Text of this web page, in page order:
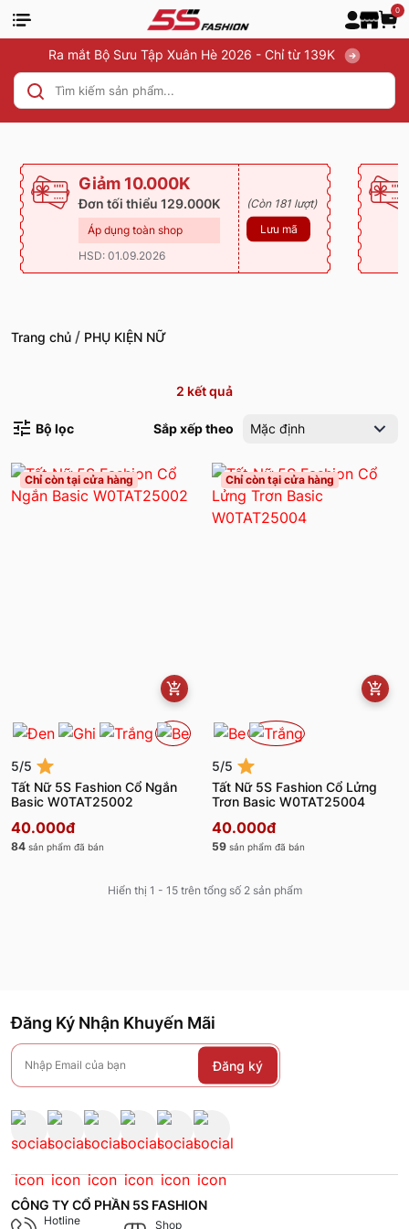
0
Ra mắt Bộ Sưu Tập Xuân Hè 2026 - Chỉ từ 139K
Giảm 10.000K
Đơn tối thiểu 129.000K
Áp dụng toàn shop
HSD: 01.09.2026
(Còn 181 lượt)
Lưu mã
Trang chủ / PHỤ KIỆN NỮ
2 kết quả
Bộ lọc Sắp xếp theo Mặc định
Chỉ còn tại cửa hàng
5/5
Tất Nữ 5S Fashion Cổ Ngắn
Basic W0TAT25002
40.000đ
84 sản phẩm đã bán
Chỉ còn tại cửa hàng
5/5
Tất Nữ 5S Fashion Cổ Lửng
Trơn Basic W0TAT25004
40.000đ
59 sản phẩm đã bán
Hiển thị 1 - 15 trên tổng số 2 sản phẩm
Đăng Ký Nhận Khuyến Mãi
Đăng ký
CÔNG TY CỔ PHẦN 5S FASHION
Hotline Shop